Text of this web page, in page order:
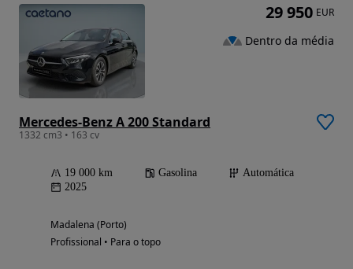
Mercedes-Benz A 200 Standard
1332 cm3 • 163 cv
19 000 km Gasolina
Automática
2025
Madalena (Porto)
Profissional • Para o topo
29 950 EUR
Dentro da média